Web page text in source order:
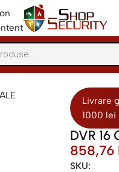
supraveghere exterior
Livrare
1000 lei
DVR 16
858,76
SKU: